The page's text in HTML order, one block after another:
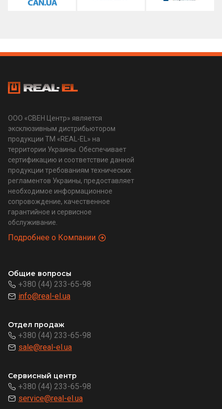
ООО «СВЕН Центр» является
эксклюзивным дистрибьютором
продукции ТМ «REAL-EL» на
территории Украины. Обеспечивает
сертификацию и соответствие данной
продукции требованиям технических
регламентов Украины, предоставляет
необходимое информационное
сопровождение, качественное
гарантийное и сервисное
обслуживание.
Подробнее о Компании
Общие вопросы
+380 (44) 233-65-98
info@real-el.ua
Отдел продаж
+380 (44) 233-65-98
sale@real-el.ua
Сервисный центр
+380 (44) 233-65-98
service@real-el.ua